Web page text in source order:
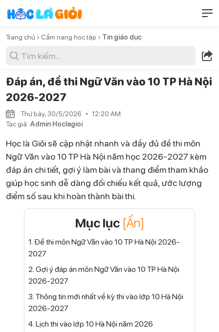
Trang chủ › Cẩm nang học tập › Tin giáo dục
Đáp án, đề thi Ngữ Văn vào 10 TP Hà Nội
2026-2027
Thứ bảy, 30/5/2026
12:20 AM
Tác giả: Admin Hoclagioi
Học là Giỏi sẽ cập nhật nhanh và đầy đủ đề thi môn
Ngữ Văn vào 10 TP Hà Nội năm học 2026-2027 kèm
đáp án chi tiết, gợi ý làm bài và thang điểm tham khảo
giúp học sinh dễ dàng đối chiếu kết quả, ước lượng
điểm số sau khi hoàn thành bài thi.
Mục lục [Ẩn]
1. Đề thi môn Ngữ Văn vào 10 TP Hà Nội 2026-
2027
2. Gợi ý đáp án môn Ngữ Văn vào 10 TP Hà Nội
2026-2027
3. Thông tin mới nhất về kỳ thi vào lớp 10 Hà Nội
2026-2027
4. Lịch thi vào lớp 10 Hà Nội năm 2026